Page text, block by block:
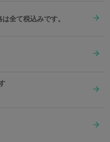
全て税込みです。